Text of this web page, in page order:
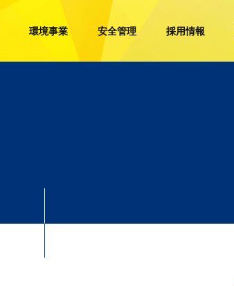
環境事業 安全管理 採用情報